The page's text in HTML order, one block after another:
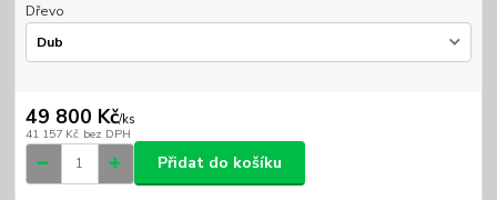
Dřevo
49 800 Kč/ks
41 157 Kč bez DPH
Přidat do košíku